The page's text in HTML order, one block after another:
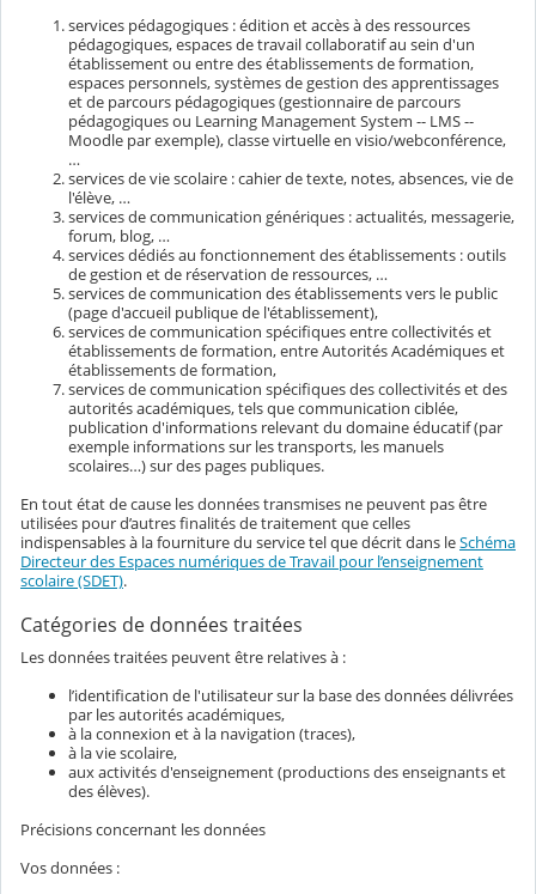
services pédagogiques : édition et accès à des ressources
pédagogiques, espaces de travail collaboratif au sein d'un
établissement ou entre des établissements de formation,
espaces personnels, systèmes de gestion des apprentissages
et de parcours pédagogiques (gestionnaire de parcours
pédagogiques ou Learning Management System -- LMS --
Moodle par exemple), classe virtuelle en visio/webconférence,
…
services de vie scolaire : cahier de texte, notes, absences, vie de
l'élève, …
services de communication génériques : actualités, messagerie,
forum, blog, …
services dédiés au fonctionnement des établissements : outils
de gestion et de réservation de ressources, …
services de communication des établissements vers le public
(page d'accueil publique de l'établissement),
services de communication spécifiques entre collectivités et
établissements de formation, entre Autorités Académiques et
établissements de formation,
services de communication spécifiques des collectivités et des
autorités académiques, tels que communication ciblée,
publication d'informations relevant du domaine éducatif (par
exemple informations sur les transports, les manuels
scolaires…) sur des pages publiques.
En tout état de cause les données transmises ne peuvent pas être
utilisées pour d’autres finalités de traitement que celles
indispensables à la fourniture du service tel que décrit dans leSchéma
Directeur des Espaces numériques de Travail pour l’enseignement
scolaire (SDET).
Catégories de données traitées
Les données traitées peuvent être relatives à :
l’identification de l'utilisateur sur la base des données délivrées
par les autorités académiques,
à la connexion et à la navigation (traces),
à la vie scolaire,
aux activités d'enseignement (productions des enseignants et
des élèves).
Précisions concernant les données
Vos données :